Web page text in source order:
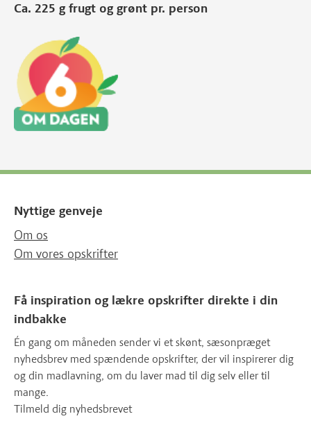
Ca. 225 g frugt og grønt pr. person
Nyttige genveje
Om os
Om vores opskrifter
Få inspiration og lækre opskrifter direkte i din
indbakke
Én gang om måneden sender vi et skønt, sæsonpræget
nyhedsbrev med spændende opskrifter, der vil inspirerer dig
og din madlavning, om du laver mad til dig selv eller til
mange.
Tilmeld dig nyhedsbrevet